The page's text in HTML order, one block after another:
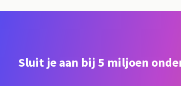
Sluit je aan bij 5 miljoen